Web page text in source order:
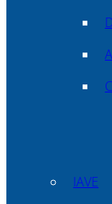
IAVE